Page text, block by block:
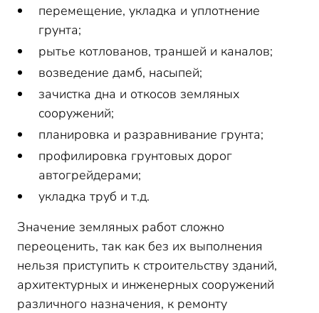
перемещение, укладка и уплотнение
грунта;
рытье котлованов, траншей и каналов;
возведение дамб, насыпей;
зачистка дна и откосов земляных
сооружений;
планировка и разравнивание грунта;
профилировка грунтовых дорог
автогрейдерами;
укладка труб и т.д.
Значение земляных работ сложно
переоценить, так как без их выполнения
нельзя приступить к строительству зданий,
архитектурных и инженерных сооружений
различного назначения, к ремонту